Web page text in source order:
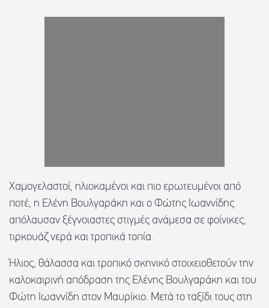
Χαμογελαστοί, ηλιοκαμένοι και πιο ερωτευμένοι από
ποτέ, η Ελένη Βουλγαράκη και ο Φώτης Ιωαννίδης
απόλαυσαν ξέγνοιαστες στιγμές ανάμεσα σε φοίνικες,
τιρκουάζ νερά και τροπικά τοπία.
Ήλιος, θάλασσα και τροπικό σκηνικό στοιχειοθετούν την
καλοκαιρινή απόδραση της Ελένης Βουλγαράκη και του
Φώτη Ιωαννίδη στον Μαυρίκιο. Μετά το ταξίδι τους στη